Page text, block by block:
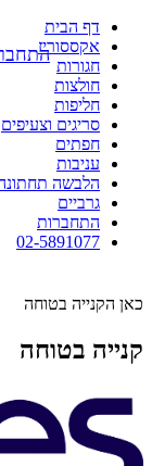
דף הבית
אקססוריז
חגורות
חולצות
חליפות
סריגים וצעיפים
חפתים
עניבות
הלבשה
גרביים
התחברות
02-5891077
כאן הקנייה בטוחה
קנייה בטוחה